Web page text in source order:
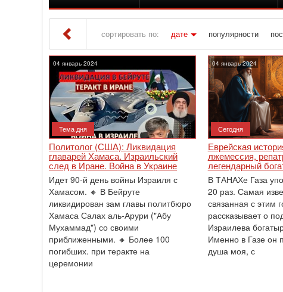
сортировать по: дате популярности
» Материалы за 04.01.2024
04 январь 2024
Тема дня
Политолог (США): Ликвидация
главарей Хамаса. Израильский
след в Иране. Война в Украине
Идет 90-й день войны Израиля с
Хамасом. 🔸 В Бейруте
ликвидирован зам главы политбюро
Хамаса Салах аль-Арури ("Абу
Мухаммад") со своими
приближенными. 🔸 Более 100
погибших. при теракте на
церемонии
04 январь 2024
Сегодня
Еврейская
лжемессия,
легендарный
В ТАНАХе Газа
20 раз. Самая
связанная с этим
рассказывает о
Израилева
Именно в Газе он
душа моя, с